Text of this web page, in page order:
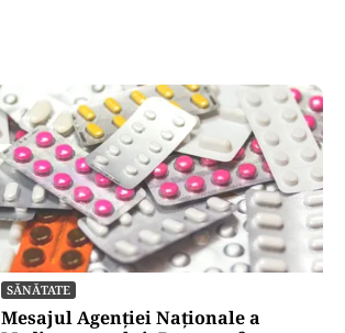
SĂNĂTATE
Mesajul Agenției Naționale a